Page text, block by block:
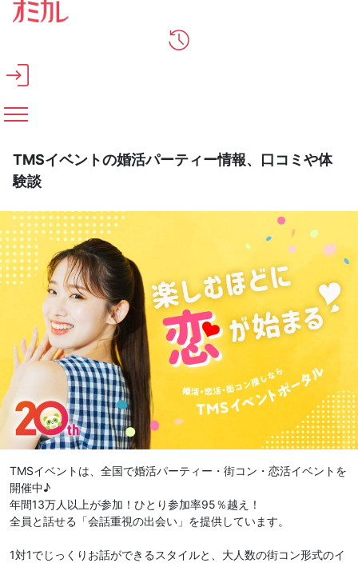
メインコンテンツへスキップ
TMSイベントの婚活パーティー情報、口コミや体
験談
TMSイベントは、全国で婚活パーティー・街コン・恋活イベントを
開催中♪
年間13万人以上が参加！ひとり参加率95％越え！
全員と話せる「会話重視の出会い」を提供しています。
1対1でじっくりお話ができるスタイルと、大人数の街コン形式のイ